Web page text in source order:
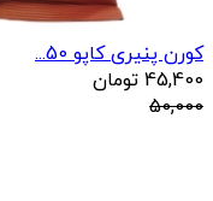
کورن پنیری کاپو 50...
45,400 تومان
50,000